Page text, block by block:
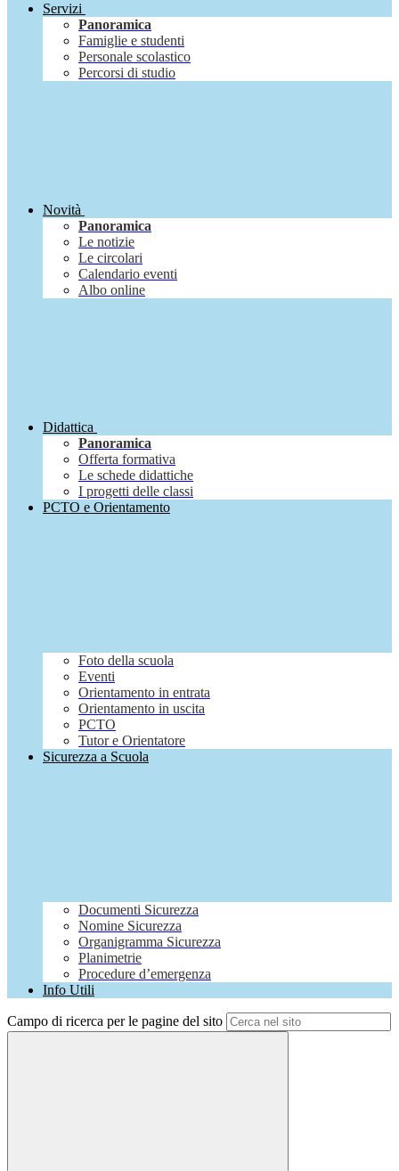
Servizi
Panoramica
Famiglie e studenti
Personale scolastico
Percorsi di studio
Novità
Panoramica
Le notizie
Le circolari
Calendario eventi
Albo online
Didattica
Panoramica
Offerta formativa
Le schede didattiche
I progetti delle classi
PCTO e Orientamento
Foto della scuola
Eventi
Orientamento in entrata
Orientamento in uscita
PCTO
Tutor e Orientatore
Sicurezza a Scuola
Documenti Sicurezza
Nomine Sicurezza
Organigramma Sicurezza
Planimetrie
Procedure d’emergenza
Info Utili
Campo di ricerca per le pagine del sito